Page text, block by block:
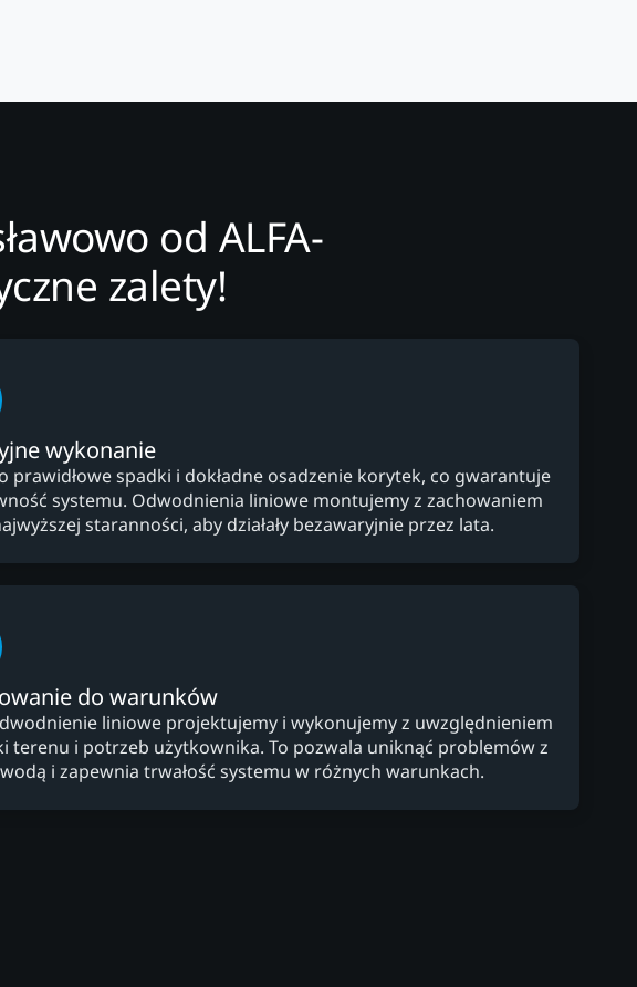
od ALFA-
zalety!
wykonanie
prawidłowe spadki i dokładne osadzenie korytek, co gwarantuje
systemu. Odwodnienia liniowe montujemy z zachowaniem
staranności, aby działały bezawaryjnie przez lata.
do warunków
liniowe projektujemy i wykonujemy z uwzględnieniem
terenu i potrzeb użytkownika. To pozwala uniknąć problemów z
wodą i zapewnia trwałość systemu w różnych warunkach.